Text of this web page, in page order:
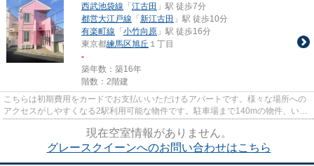
西武池袋線 「 江古田 」駅 徒歩7分
都営大江戸線 「 新江古田 」駅 徒歩10分
有楽町線 「 小竹向原 」駅 徒歩16分
東京都練馬区旭丘 １丁目
-
築年数：築16年
階数：2階建
こちらは初期費用をカードでお支払いいただけるアパートです。様々な場所への
アクセスがしやすくなる2駅利用可能な物件です。駐車場まで140mの物件、いか
現在空室情報がありません。
グレースクイーンへのお問い合わせはこちら